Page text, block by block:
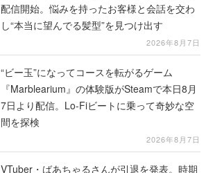
配信開始。悩みを持ったお客様と会話を交わ
し“本当に望んでる髪型”を見つけ出す
2026年8月7日
“ビー玉”になってコースを転がるゲーム
『Marblearium』の体験版がSteamで本日8月
7日より配信。Lo-Fiビートに乗って奇妙な空
間を探検
2026年8月7日
VTuber・ばあちゃるさんが引退を発表。時期